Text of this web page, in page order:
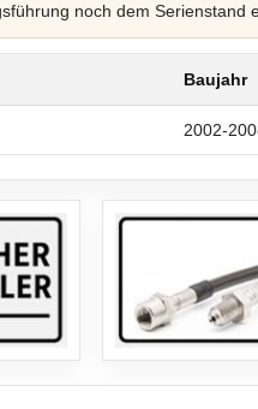
noch dem Serienstand
Baujahr
2002-